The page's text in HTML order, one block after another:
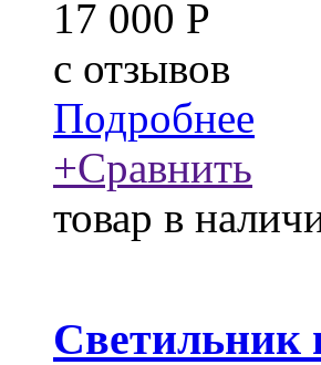
17 000 Р
c отзывов
Подробнее
+Сравнить
товар в
Светильник